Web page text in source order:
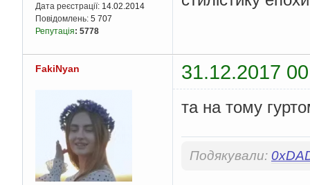
Дата реєстрації: 14.02.2014
Повідомлень: 5 707
Репутація: 5778
FakiNyan 31.12.2017
та на тому
Подякували: